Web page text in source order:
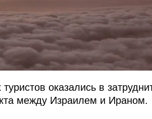
оказались в
между Израилем и Ираном.